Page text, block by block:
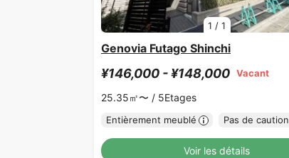
1 /1
Genovia Futago Shinchi
¥146,000 - ¥148,000 Vacant
25.35㎡〜 / 5Etages
Entièrement meublé Pas de caution
Voir les détails